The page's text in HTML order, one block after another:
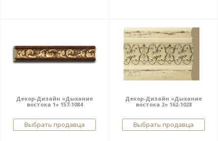
Декор-Дизайн «Дыхание
востока 1» 157-1084
Выбрать продавца
Декор-Дизайн «Дыхание
востока 2» 162-1028
Выбрать продавца